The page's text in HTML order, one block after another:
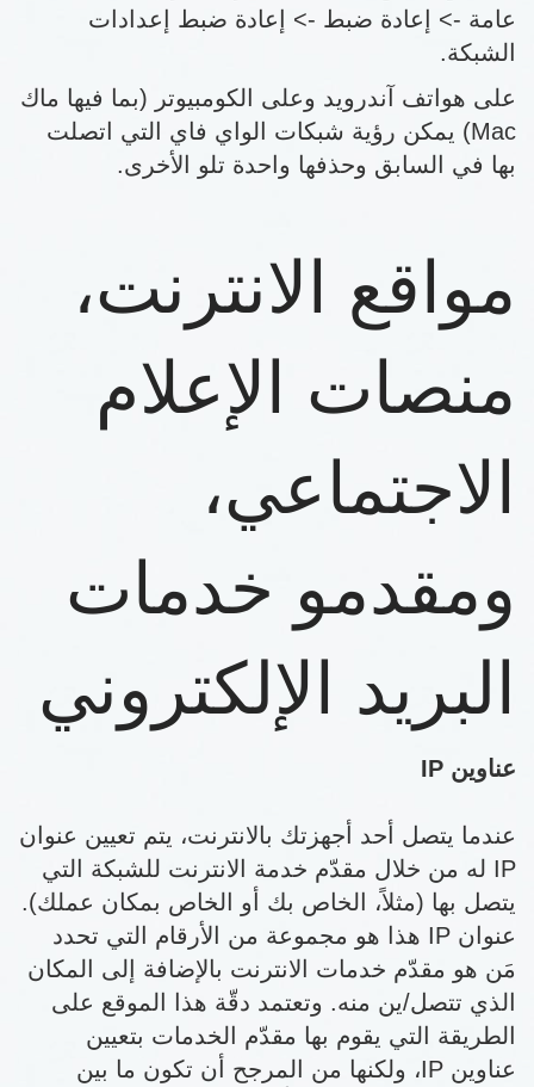
عامة -> إعادة ضبط -> إعادة ضبط إعدادات
الشبكة.
على هواتف آندرويد وعلى الكومبيوتر (بما فيها ماك
Mac) يمكن رؤية شبكات الواي فاي التي اتصلت
بها في السابق وحذفها واحدة تلو الأخرى.
مواقع الانترنت،
منصات الإعلام
الاجتماعي،
ومقدمو خدمات
البريد الإلكتروني
عناوين IP
عندما يتصل أحد أجهزتك بالانترنت، يتم تعيين عنوان
IP له من خلال مقدّم خدمة الانترنت للشبكة التي
يتصل بها (مثلاً، الخاص بك أو الخاص بمكان عملك).
عنوان IP هذا هو مجموعة من الأرقام التي تحدد
مَن هو مقدّم خدمات الانترنت بالإضافة إلى المكان
الذي تتصل/ين منه. وتعتمد دقّة هذا الموقع على
الطريقة التي يقوم بها مقدّم الخدمات بتعيين
عناوين IP، ولكنها من المرجح أن تكون ما بين